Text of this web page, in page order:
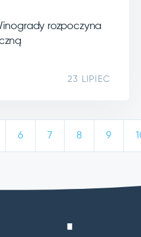
rozpoczyna
23 LIPIEC
6 7 8 9